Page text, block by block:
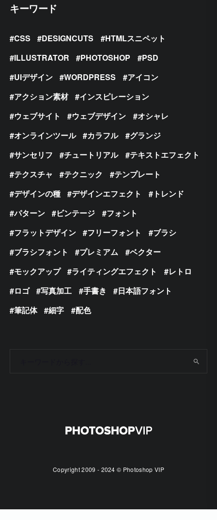
キーワード
CSS DESIGNCUTS
HTMLスニペット
ILLUSTRATOR
PHOTOSHOP
PSD
UIデザイン
WORDPRESS
アイコン
アクション素材
インスピレーション
ウェブサイト
ウェブデザイン
オシャレ
オンラインツール
カラフル
グランジ
サンセリフ
チュートリアル
テキストエフェクト
テクスチャ
テクニック
テンプレート
デザインの種
デザインエフェクト
トレンド
パターン
ビンテージ
フォント
フラットデザイン
フリーフォント
ブラシ
ブラシフォント
プレミアム
ベクター
モックアップ
ライティングエフェクト
レトロ
ロゴ
写真加工 手書き
日本語フォント
筆記体
細字 配色
Copyright 2009 - 2024 © Photoshop VIP